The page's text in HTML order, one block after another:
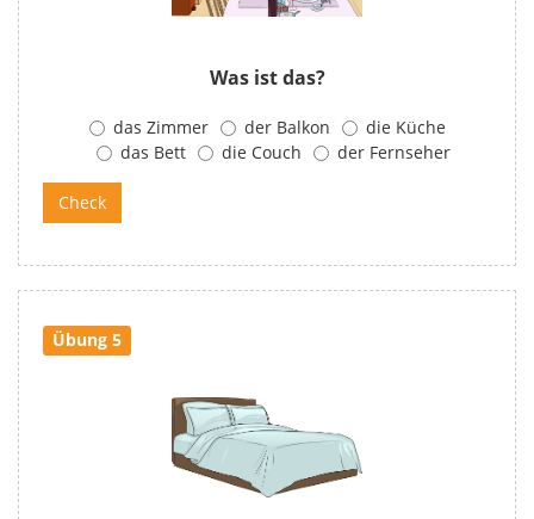
Was ist das?
das Zimmer der Balkon
die Küche
das Bett
die Couch der Fernseher
Übung 5